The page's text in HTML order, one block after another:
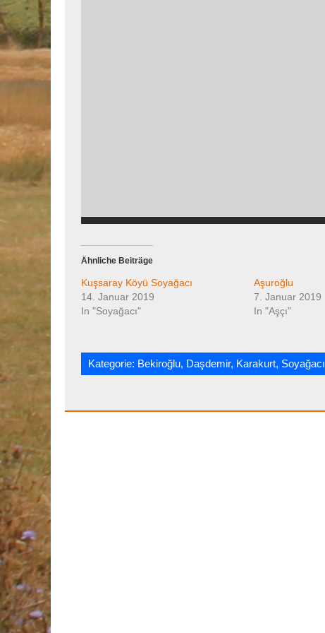
Ähnliche Beiträge
Kuşsaray Köyü Soyağacı
14. Januar 2019
In "Soyağacı"
Aşuroğlu
7. Januar 2019
In "Aşçı"
Kategorie: Bekiroğlu, Daşdemir, Karakurt, Soyağacı